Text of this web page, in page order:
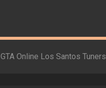
GTA Online Los Santos Tuners